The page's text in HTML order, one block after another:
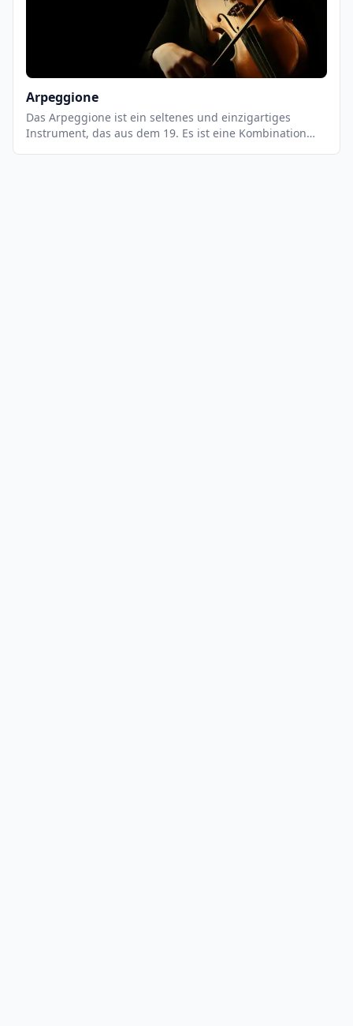
gezupft, um einen einzigartigen, melodischen Klang zu
Arpeggione
Das Arpeggione ist ein seltenes und einzigartiges
Instrument, das aus dem 19. Es ist eine Kombination